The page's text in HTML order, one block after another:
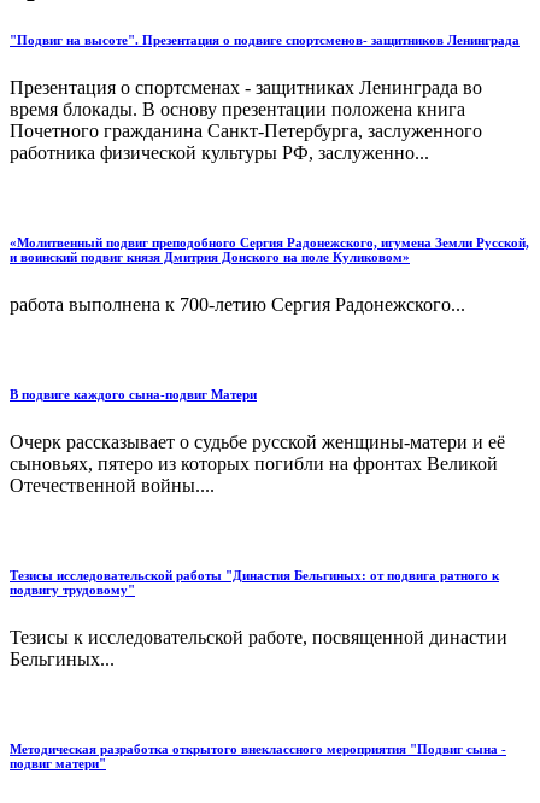
"Подвиг на высоте". Презентация о подвиге спортсменов- защитников Ленинграда
Презентация о спортсменах - защитниках Ленинграда во
время блокады. В основу презентации положена книга
Почетного гражданина Санкт-Петербурга, заслуженного
работника физической культуры РФ, заслуженно...
«Молитвенный подвиг преподобного Сергия Радонежского, игумена Земли Русской,
и воинский подвиг князя Дмитрия Донского на поле Куликовом»
работа выполнена к 700-летию Сергия Радонежского...
В подвиге каждого сына-подвиг Матери
Очерк рассказывает о судьбе русской женщины-матери и её
сыновьях, пятеро из которых погибли на фронтах Великой
Отечественной войны....
Тезисы исследовательской работы "Династия Бельгиных: от подвига ратного к
подвигу трудовому"
Тезисы к исследовательской работе, посвященной династии
Бельгиных...
Методическая разработка открытого внеклассного мероприятия "Подвиг сына -
подвиг матери"